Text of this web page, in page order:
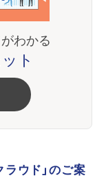
わかる
ト
ウド」のご案